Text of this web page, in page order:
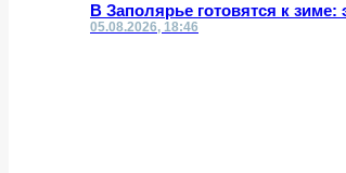
В Заполярье готовятся к
05.08.2026, 18:46